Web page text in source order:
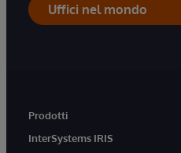
Uffici nel mondo
Prodotti
InterSystems IRIS